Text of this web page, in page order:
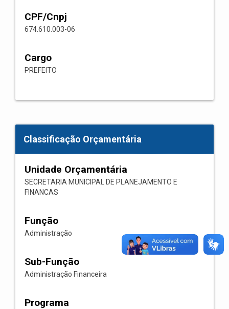
CPF/Cnpj
674.610.003-06
Cargo
PREFEITO
Classificação Orçamentária
Unidade Orçamentária
SECRETARIA MUNICIPAL DE PLANEJAMENTO E
FINANCAS
Função
Administração
Sub-Função
Administração Financeira
Programa